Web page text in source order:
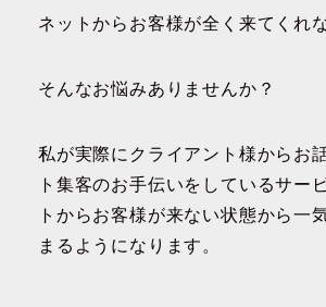
ネットからお客様が全く来てくれな
そんなお悩みありませんか？
私が実際にクライアント様からお
ト集客のお手伝いをしているサー
トからお客様が来ない状態から一
まるようになります。